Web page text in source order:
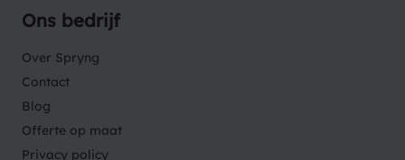
Ons bedrijf
Over Spryng
Contact
Blog
Offerte op maat
Privacy policy